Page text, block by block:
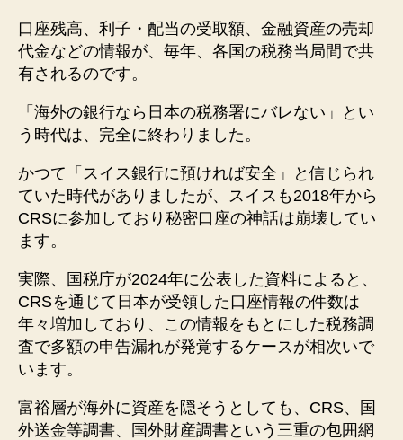
口座残高、利子・配当の受取額、金融資産の売却
代金などの情報が、毎年、各国の税務当局間で共
有されるのです。
「海外の銀行なら日本の税務署にバレない」とい
う時代は、完全に終わりました。
かつて「スイス銀行に預ければ安全」と信じられ
ていた時代がありましたが、スイスも2018年から
CRSに参加しており秘密口座の神話は崩壊してい
ます。
実際、国税庁が2024年に公表した資料によると、
CRSを通じて日本が受領した口座情報の件数は
年々増加しており、この情報をもとにした税務調
査で多額の申告漏れが発覚するケースが相次いで
います。
富裕層が海外に資産を隠そうとしても、CRS、国
外送金等調書、国外財産調書という三重の包囲網